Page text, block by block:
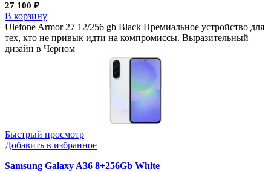
27 100 ₽
В корзину
Ulefone Armor 27 12/256 gb Black Премиальное устройство для
тех, кто не привык идти на компромиссы. Выразительный
дизайн в Черном
Быстрый просмотр
Добавить в избранное
Samsung Galaxy A36 8+256Gb White